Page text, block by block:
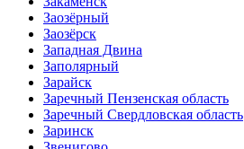
Заозёрный
Заозёрск
Западная Двина
Заполярный
Зарайск
Заречный Пензенская область
Заречный Свердловская область
Заринск